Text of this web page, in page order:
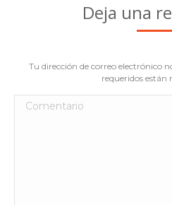
Deja una
Tu dirección de correo electrónico
requeridos están
Comentario